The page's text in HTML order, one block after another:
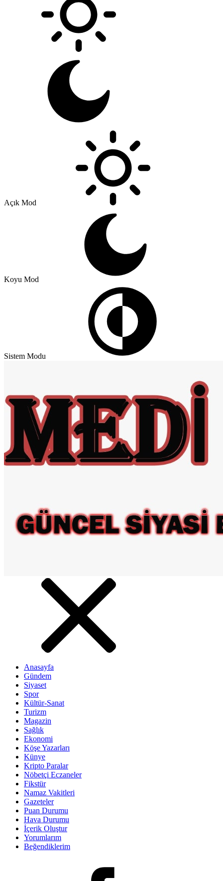
Açık Mod
Koyu Mod
Sistem Modu
Anasayfa
Gündem
Siyaset
Spor
Kültür-Sanat
Turizm
Magazin
Sağlık
Ekonomi
Köşe Yazarları
Künye
Kripto Paralar
Nöbetçi Eczaneler
Fikstür
Namaz Vakitleri
Gazeteler
Puan Durumu
Hava Durumu
İçerik Oluştur
Yorumlarım
Beğendiklerim